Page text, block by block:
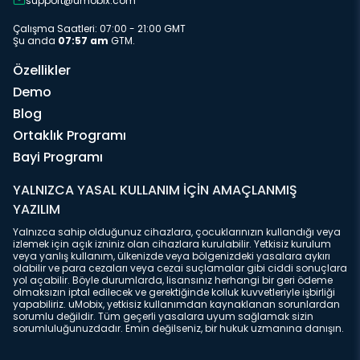
Çalışma Saatleri: 07:00 - 21:00 GMT
Şu anda 07:57 am GTM.
Özellikler
Demo
Blog
Ortaklık Programı
Bayi Programı
YALNIZCA YASAL KULLANIM İÇİN AMAÇLANMIŞ
YAZILIM
Yalnızca sahip olduğunuz cihazlara, çocuklarınızın kullandığı veya
izlemek için açık izniniz olan cihazlara kurulabilir. Yetkisiz kurulum
veya yanlış kullanım, ülkenizde veya bölgenizdeki yasalara aykırı
olabilir ve para cezaları veya cezai suçlamalar gibi ciddi sonuçlara
yol açabilir. Böyle durumlarda, lisansınız herhangi bir geri ödeme
olmaksızın iptal edilecek ve gerektiğinde kolluk kuvvetleriyle işbirliği
yapabiliriz. uMobix, yetkisiz kullanımdan kaynaklanan sorunlardan
sorumlu değildir. Tüm geçerli yasalara uyum sağlamak sizin
sorumluluğunuzdadır. Emin değilseniz, bir hukuk uzmanına danışın.